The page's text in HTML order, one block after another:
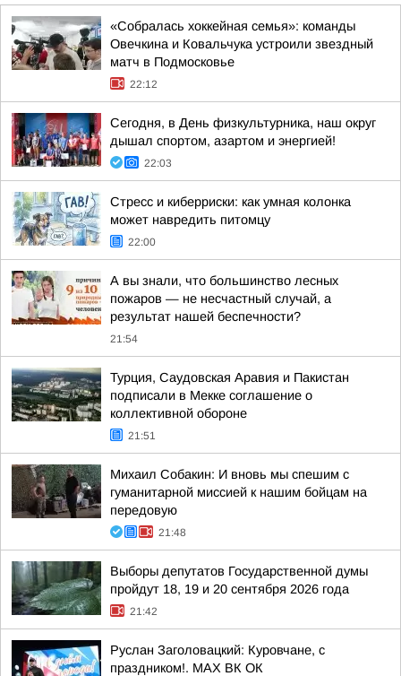
«Собралась хоккейная семья»: команды
Овечкина и Ковальчука устроили звездный
матч в Подмосковье
22:12
Сегодня, в День физкультурника, наш округ
дышал спортом, азартом и энергией!
22:03
Стресс и киберриски: как умная колонка
может навредить питомцу
22:00
А вы знали, что большинство лесных
пожаров — не несчастный случай, а
результат нашей беспечности?
21:54
Турция, Саудовская Аравия и Пакистан
подписали в Мекке соглашение о
коллективной обороне
21:51
Михаил Собакин: И вновь мы спешим с
гуманитарной миссией к нашим бойцам на
передовую
21:48
Выборы депутатов Государственной думы
пройдут 18, 19 и 20 сентября 2026 года
21:42
Руслан Заголовацкий: Куровчане, с
праздником!. MAX ВК ОК